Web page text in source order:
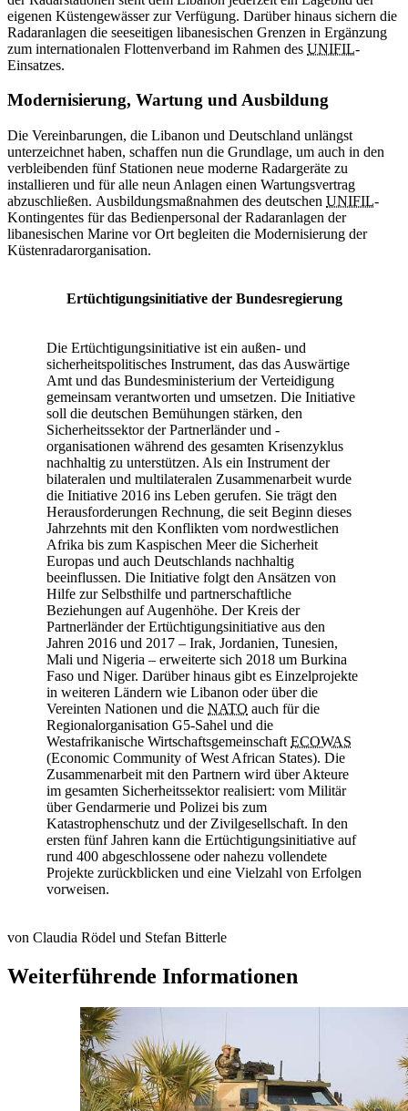
eigenen Küstengewässer zur Verfügung. Darüber hinaus sichern die
Radaranlagen die seeseitigen libanesischen Grenzen in Ergänzung
zum internationalen Flottenverband im Rahmen des UNIFIL-
Einsatzes.
Modernisierung, Wartung und Ausbildung
Die Vereinbarungen, die Libanon und Deutschland unlängst
unterzeichnet haben, schaffen nun die Grundlage, um auch in den
verbleibenden fünf Stationen neue moderne Radargeräte zu
installieren und für alle neun Anlagen einen Wartungsvertrag
abzuschließen. Ausbildungsmaßnahmen des deutschen UNIFIL-
Kontingentes für das Bedienpersonal der Radaranlagen der
libanesischen Marine vor Ort begleiten die Modernisierung der
Küstenradarorganisation.
Ertüchtigungsinitiative der Bundesregierung
Die Ertüchtigungsinitiative ist ein außen- und
sicherheitspolitisches Instrument, das das Auswärtige
Amt und das Bundesministerium der Verteidigung
gemeinsam verantworten und umsetzen. Die Initiative
soll die deutschen Bemühungen stärken, den
Sicherheitssektor der Partnerländer und -
organisationen während des gesamten Krisenzyklus
nachhaltig zu unterstützen. Als ein Instrument der
bilateralen und multilateralen Zusammenarbeit wurde
die Initiative 2016 ins Leben gerufen. Sie trägt den
Herausforderungen Rechnung, die seit Beginn dieses
Jahrzehnts mit den Konflikten vom nordwestlichen
Afrika bis zum Kaspischen Meer die Sicherheit
Europas und auch Deutschlands nachhaltig
beeinflussen. Die Initiative folgt den Ansätzen von
Hilfe zur Selbsthilfe und partnerschaftliche
Beziehungen auf Augenhöhe. Der Kreis der
Partnerländer der Ertüchtigungsinitiative aus den
Jahren 2016 und 2017 – Irak, Jordanien, Tunesien,
Mali und Nigeria – erweiterte sich 2018 um Burkina
Faso und Niger. Darüber hinaus gibt es Einzelprojekte
in weiteren Ländern wie Libanon oder über die
Vereinten Nationen und die NATO auch für die
Regionalorganisation G5-Sahel und die
Westafrikanische Wirtschaftsgemeinschaft ECOWAS
(Economic Community of West African States). Die
Zusammenarbeit mit den Partnern wird über Akteure
im gesamten Sicherheitssektor realisiert: vom Militär
über Gendarmerie und Polizei bis zum
Katastrophenschutz und der Zivilgesellschaft. In den
ersten fünf Jahren kann die Ertüchtigungsinitiative auf
rund 400 abgeschlossene oder nahezu vollendete
Projekte zurückblicken und eine Vielzahl von Erfolgen
vorweisen.
von Claudia Rödel und Stefan Bitterle
Weiterführende Informationen